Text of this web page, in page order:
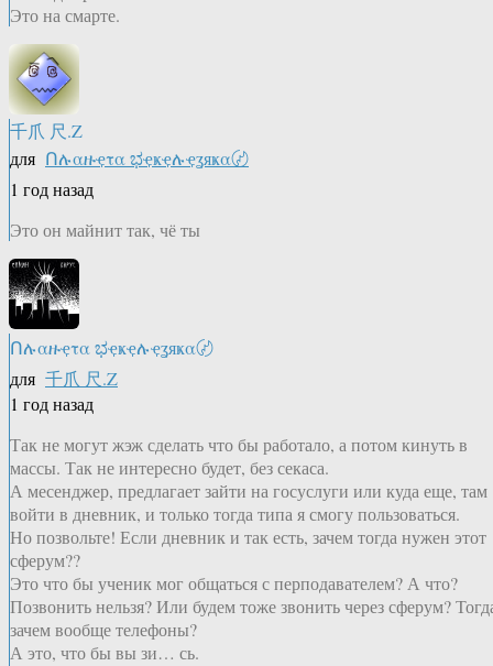
Это на смарте.
千爪 尺.Z
для Ոሉαዙҿτα ಭҿҝҿሉҿʓяҝα〄
1 год назад
Это он майнит так, чё ты
Ոሉαዙҿτα ಭҿҝҿሉҿʓяҝα〄
для 千爪 尺.Z
1 год назад
Так не могут жэж сделать что бы работало, а потом кинуть в
массы. Так не интересно будет, без секаса.
А месенджер, предлагает зайти на госуслуги или куда еще, там
войти в дневник, и только тогда типа я смогу пользоваться.
Но позвольте! Если дневник и так есть, зачем тогда нужен этот
сферум??
Это что бы ученик мог общаться с перподавателем? А что?
Позвонить нельзя? Или будем тоже звонить через сферум?
зачем вообще телефоны?
А это, что бы вы зи… сь.